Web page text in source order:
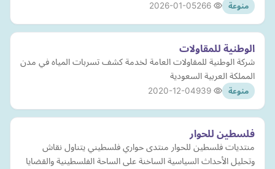
منوعة 2026-01-05
الوطنية للمقاولات
شركة الوطنية للمقاولات العامة لخدمة كشف تسربات المياه في مدن
المملكة العربية السعودية
منوعة 2020-12-04
فلسطين للحوار
منتديات فلسطين للحوار منتدى حواري فلسطيني يتناول نقاش
وتحليل الأحداث السياسية الساخنة على الساحة الفلسطينية والقضايا